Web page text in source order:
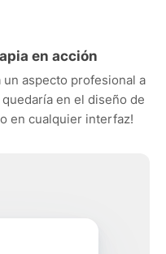
en acción
un aspecto profesional a
en el diseño de
en cualquier interfaz!